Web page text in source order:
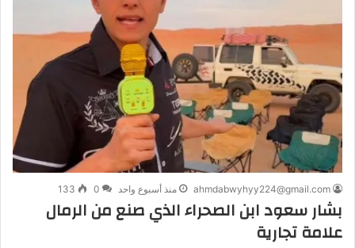
ahmdabwyhyy224@gmail.com منذ أسبوع واحد 0
133
بشار سعود ابن الصحراء الذي صنع من الرمال
علامة تجارية